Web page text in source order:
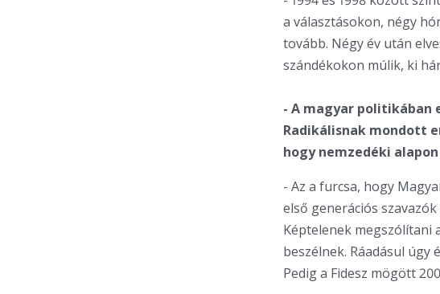
a választásokon, négy
tovább. Négy év után
szándékokon múlik, ki
- A magyar politikában
Radikálisnak mondott
hogy nemzedéki
- Az a furcsa, hogy
első generációs
Képtelenek megszólítani
beszélnek. Ráadásul
Pedig a Fidesz mögött